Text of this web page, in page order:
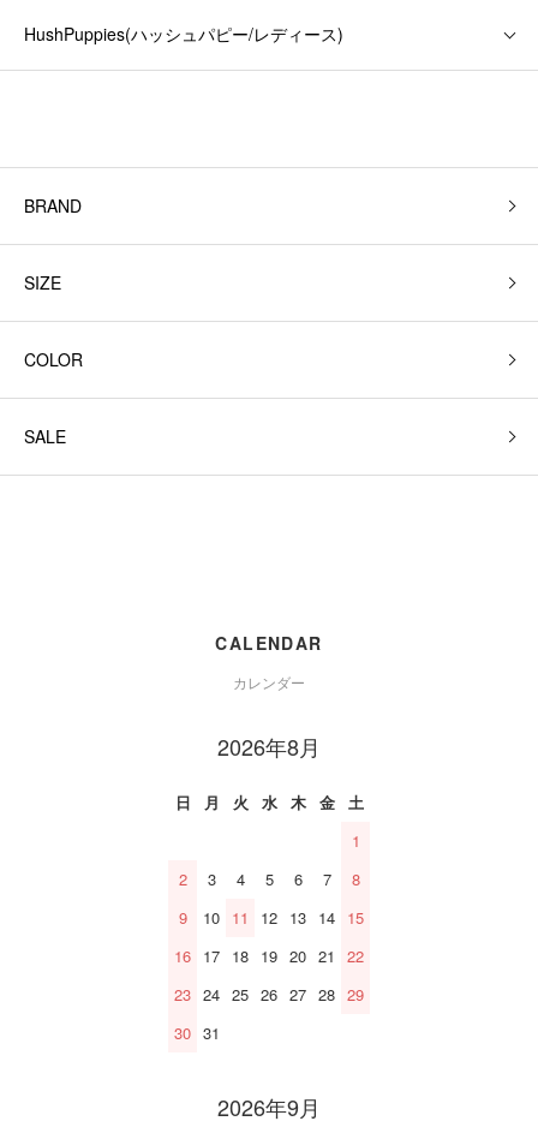
HushPuppies(ハッシュパピー/レディース)
BRAND
SIZE
COLOR
SALE
CALENDAR
カレンダー
2026年8月
日 月 火 水 木 金
土
1
2
3 4 5 6 7
8
9
10 11 12 13 14 15
16 17 18 19 20 21
22
23 24 25 26 27 28 29
30 31
2026年9月